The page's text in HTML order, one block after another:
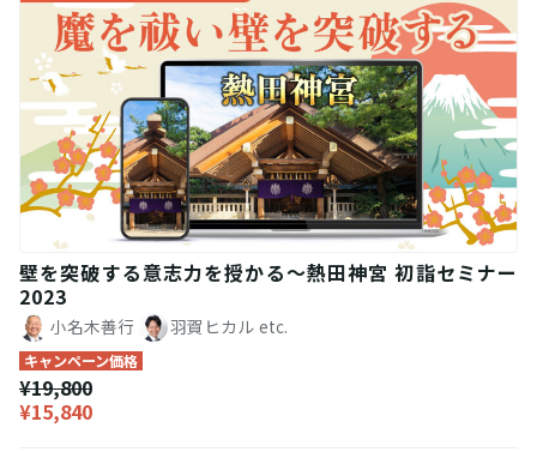
壁を突破する意志力を授かる〜熱田神宮 初詣セミナー
2023
小名木善行 羽賀ヒカル etc.
キャンペーン価格
¥19,800
¥15,840